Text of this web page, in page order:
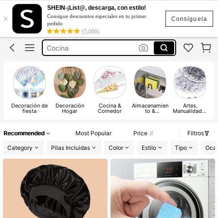
Consíguela
×
SHEIN-¡List@, descarga, con estilo!
Consigue descuentos especiales en tu primer
pedido
(5,000)
Flores Artificiales Para Decoracion
Navidad
Cocina
Hogar
Navidad
Decoración de
fiesta
Decoración
Hogar
Cocina &
Comedor
Almacenamien
to &
Artes,
Manualidades
Recommended Most Popular Price
Filtros
Category
Pilas Incluidas Color Estilo Tipo